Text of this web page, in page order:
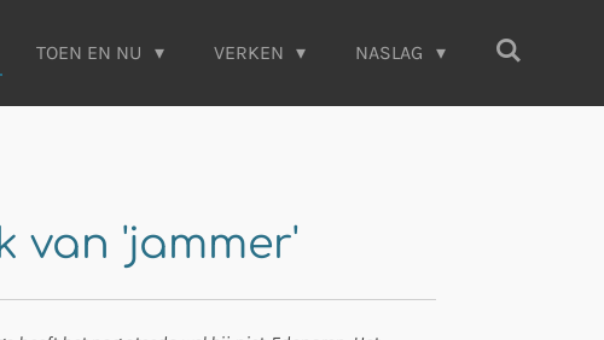
TOEN EN NU VERKEN NASLAG
van 'jammer'